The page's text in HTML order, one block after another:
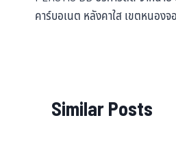
คาร์บอเนต หลังคาใส เขตหนอง
Similar Posts